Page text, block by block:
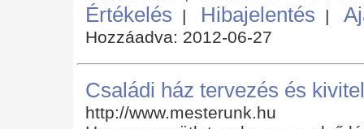
Értékelés | Hibajelentés |
Hozzáadva: 2012-06-27
Családi ház tervezés és
http://www.mesterunk.hu